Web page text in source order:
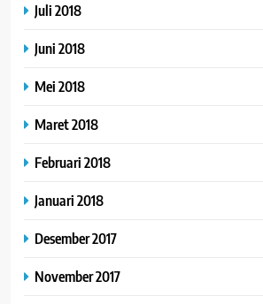
Juli 2018
Juni 2018
Mei 2018
Maret 2018
Februari 2018
Januari 2018
Desember 2017
November 2017